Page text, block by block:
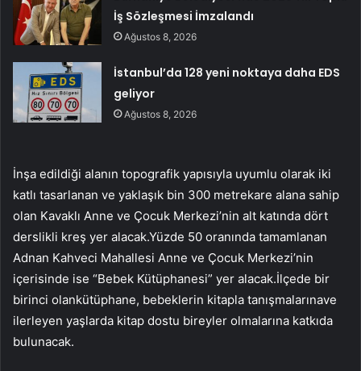
İş Sözleşmesi İmzalandı
Ağustos 8, 2026
İstanbul’da 128 yeni noktaya daha EDS
geliyor
Ağustos 8, 2026
İnşa edildiği alanın topografik yapısıyla uyumlu olarak iki
katlı tasarlanan ve yaklaşık bin 300 metrekare alana sahip
olan Kavaklı Anne ve Çocuk Merkezi’nin alt katında dört
derslikli kreş yer alacak.Yüzde 50 oranında tamamlanan
Adnan Kahveci Mahallesi Anne ve Çocuk Merkezi’nin
içerisinde ise “Bebek Kütüphanesi” yer alacak.İlçede bir
birinci olankütüphane, bebeklerin kitapla tanışmalarınave
ilerleyen yaşlarda kitap dostu bireyler olmalarına katkıda
bulunacak.